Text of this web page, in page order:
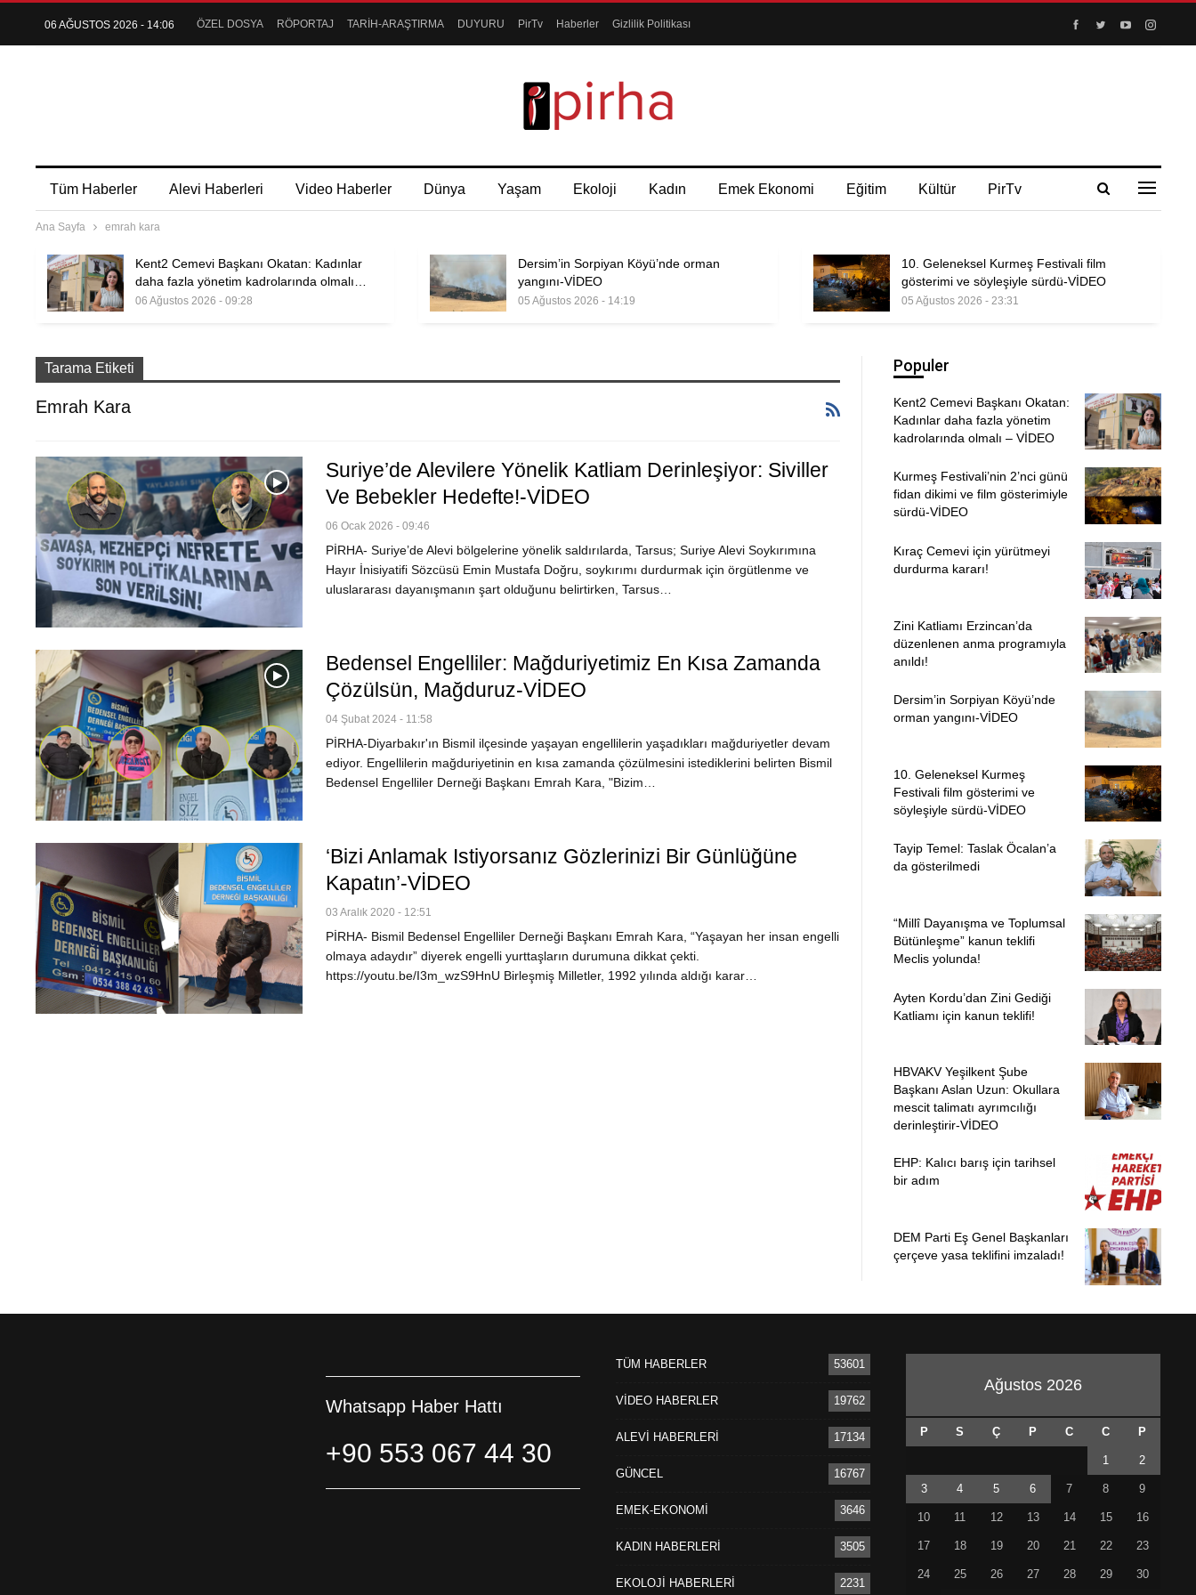
06 AĞUSTOS 2026 - 14:06 ÖZEL DOSYA RÖPORTAJ TARİH-ARAŞTIRMA DUYURU PirTv Haberler Gizlilik Politikası
Tüm Haberler Alevi Haberleri Video Haberler Dünya Yaşam Ekoloji Kadın Emek Ekonomi Eğitim Kültür PirTv
Ana Sayfa emrah kara
Kent2 Cemevi Başkanı Okatan: Kadınlar
daha fazla yönetim kadrolarında olmalı…
06 Ağustos 2026 - 09:28
Dersim’in Sorpiyan Köyü’nde orman
yangını-VİDEO
05 Ağustos 2026 - 14:19
10. Geleneksel Kurmeş Festivali film
gösterimi ve söyleşiyle sürdü-VİDEO
05 Ağustos 2026 - 23:31
Tarama Etiketi
Emrah Kara
Suriye’de Alevilere Yönelik Katliam Derinleşiyor: Siviller
Ve Bebekler Hedefte!-VİDEO
06 Ocak 2026 - 09:46
PİRHA- Suriye’de Alevi bölgelerine yönelik saldırılarda, Tarsus; Suriye Alevi Soykırımına
Hayır İnisiyatifi Sözcüsü Emin Mustafa Doğru, soykırımı durdurmak için örgütlenme ve
uluslararası dayanışmanın şart olduğunu belirtirken, Tarsus…
Bedensel Engelliler: Mağduriyetimiz En Kısa Zamanda
Çözülsün, Mağduruz-VİDEO
04 Şubat 2024 - 11:58
PİRHA-Diyarbakır'ın Bismil ilçesinde yaşayan engellilerin yaşadıkları mağduriyetler devam
ediyor. Engellilerin mağduriyetinin en kısa zamanda çözülmesini istediklerini belirten Bismil
Bedensel Engelliler Derneği Başkanı Emrah Kara, "Bizim…
‘Bizi Anlamak Istiyorsanız Gözlerinizi Bir Günlüğüne
Kapatın’-VİDEO
03 Aralık 2020 - 12:51
PİRHA- Bismil Bedensel Engelliler Derneği Başkanı Emrah Kara, “Yaşayan her insan engelli
olmaya adaydır” diyerek engelli yurttaşların durumuna dikkat çekti.
https://youtu.be/I3m_wzS9HnU Birleşmiş Milletler, 1992 yılında aldığı karar…
Populer
Kent2 Cemevi Başkanı Okatan:
Kadınlar daha fazla yönetim
kadrolarında olmalı – VİDEO
Kurmeş Festivali’nin 2’nci günü
fidan dikimi ve film gösterimiyle
sürdü-VİDEO
Kıraç Cemevi için yürütmeyi
durdurma kararı!
Zini Katliamı Erzincan’da
düzenlenen anma programıyla
anıldı!
Dersim’in Sorpiyan Köyü’nde
orman yangını-VİDEO
10. Geleneksel Kurmeş
Festivali film gösterimi ve
söyleşiyle sürdü-VİDEO
Tayip Temel: Taslak Öcalan’a
da gösterilmedi
“Millî Dayanışma ve Toplumsal
Bütünleşme” kanun teklifi
Meclis yolunda!
Ayten Kordu’dan Zini Gediği
Katliamı için kanun teklifi!
HBVAKV Yeşilkent Şube
Başkanı Aslan Uzun: Okullara
mescit talimatı ayrımcılığı
derinleştirir-VİDEO
EHP: Kalıcı barış için tarihsel
bir adım
DEM Parti Eş Genel Başkanları
çerçeve yasa teklifini imzaladı!
Whatsapp Haber Hattı
+90 553 067 44 30
TÜM HABERLER 53601
VİDEO HABERLER 19762
ALEVİ HABERLERİ 17134
GÜNCEL 16767
EMEK-EKONOMİ 3646
KADIN HABERLERİ 3505
EKOLOJİ HABERLERİ 2231
Ağustos 2026
P S Ç P C C P
1 2
3 4 5 6 7 8 9
10 11 12 13 14 15 16
17 18 19 20 21 22 23
24 25 26 27 28 29 30